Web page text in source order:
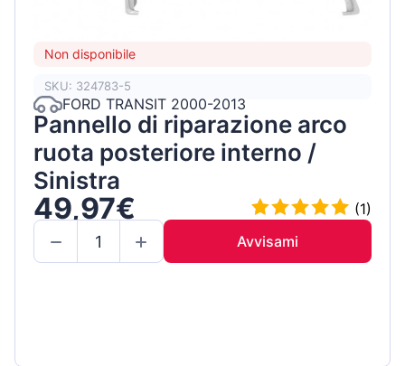
Non disponibile
SKU: 324783-5
FORD TRANSIT 2000-2013
Pannello di riparazione arco
ruota posteriore interno /
Sinistra
49,97€
(1)
Avvisami